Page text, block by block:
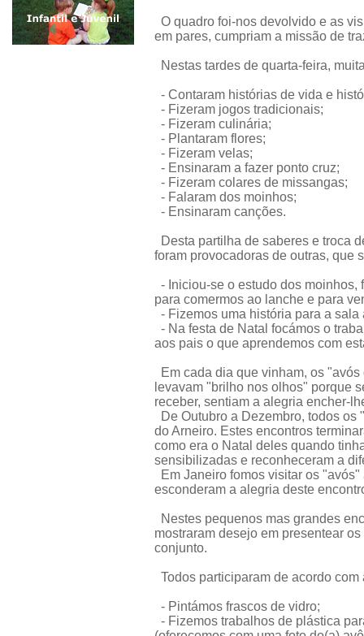
O quadro foi-nos devolvido e as
em pares, cumpriam a missão de
Nestas tardes de quarta-feira,
- Contaram histórias de vida e
- Fizeram jogos tradicionais;
- Fizeram culinária;
- Plantaram flores;
- Fizeram velas;
- Ensinaram a fazer ponto cruz;
- Fizeram colares de missangas;
- Falaram dos moinhos;
- Ensinaram canções.
Desta partilha de saberes e troca
foram provocadoras de outras, que
- Iniciou-se o estudo dos
para comermos ao lanche e para
- Fizemos uma história para a
- Na festa de Natal focámos o
aos pais o que aprendemos com
Em cada dia que vinham, os
levavam "brilho nos olhos" porque
receber, sentiam a alegria encher-
De Outubro a Dezembro, todos
do Arneiro. Estes encontros
como era o Natal deles quando
sensibilizadas e reconheceram a
Em Janeiro fomos visitar os
esconderam a alegria deste
Nestes pequenos mas grandes
mostraram desejo em presentear
conjunto.
Todos participaram de acordo com
- Pintámos frascos de vidro;
- Fizemos trabalhos de plástica